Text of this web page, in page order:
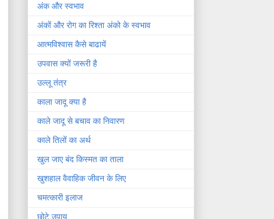
अंक और स्वभाव
अंकों और रोग का रिश्ता अंको के स्वभाव
आत्मविश्वास कैसे बाढायें
उपवास क्यों जरूरी है
उल्लू तंत्र
काला जादू क्या है
काले जादू से बचाव का निवारण
काले तिलों का अर्थ
खुल जाए बंद किस्मत का ताला
खुशहाल वैवाहिक जीवन के लिए
चमत्कारी इलाज
छोटे उपाय